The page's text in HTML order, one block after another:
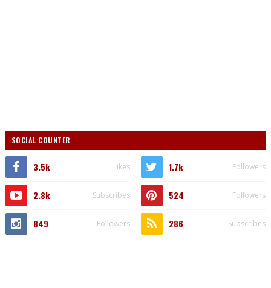
SOCIAL COUNTER
3.5k Likes 1.7k Followers
2.8k Subscribes 524 Followers
849 Followers 286 Subscribes